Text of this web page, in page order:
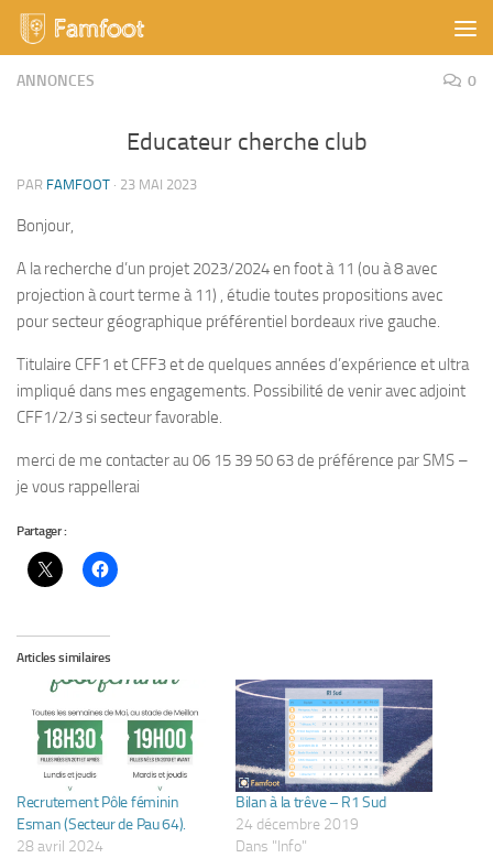
Skip to content
ANNONCES 0
Educateur cherche club
PAR FAMFOOT · 23 MAI 2023
Bonjour,
A la recherche d’un projet 2023/2024 en foot à 11 (ou à 8 avec
projection à court terme à 11) , étudie toutes propositions avec
pour secteur géographique préférentiel bordeaux rive gauche.
Titulaire CFF1 et CFF3 et de quelques années d’expérience et ultra
impliqué dans mes engagements. Possibilité de venir avec adjoint
CFF1/2/3 si secteur favorable.
merci de me contacter au 06 15 39 50 63 de préférence par SMS –
je vous rappellerai
Partager :
Articles similaires
Recrutement Pôle féminin
Esman (Secteur de Pau 64).
28 avril 2024
Bilan à la trêve – R1 Sud
24 décembre 2019
Dans "Info"